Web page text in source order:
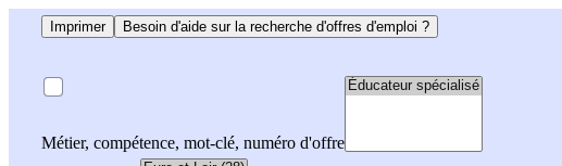
Imprimer Besoin d'aide sur la recherche d'offres d'emploi ?
Métier, compétence, mot-clé, numéro d'offre